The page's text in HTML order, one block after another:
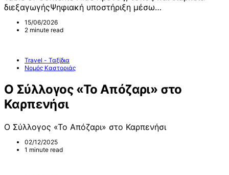
διεξαγωγήςΨηφιακή υποστήριξη μέσω…
15/06/2026
2 minute read
Travel - Ταξίδια
Νομός Καστοριάς
Ο Σύλλογος «Το Απόζαρι» στο
Καρπενήσι
Ο Σύλλογος «Το Απόζαρι» στο Καρπενήσι
02/12/2025
1 minute read